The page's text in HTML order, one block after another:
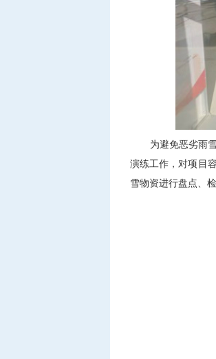
为避免恶劣雨雪
演练工作，对项目
雪物资进行盘点、